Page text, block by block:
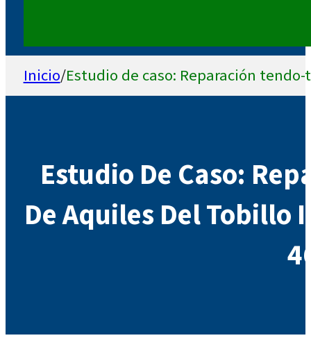
Inicio/Estudio de caso: Reparación
Estudio De Caso:
De Aquiles Del Tobillo